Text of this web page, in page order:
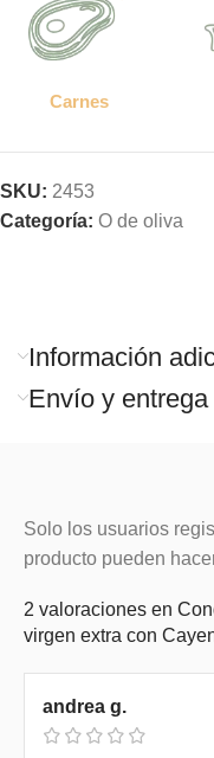
Carnes
SKU: 2453
Categoría: O de oliva
Información
Envío y entrega
2 valoraciones en
virgen extra con
andrea g.
Solo los usuarios
producto pueden